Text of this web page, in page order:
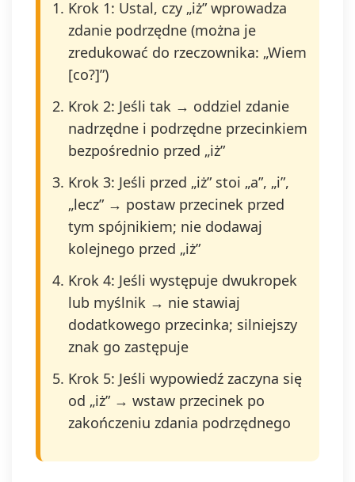
Krok 1: Ustal, czy „iż” wprowadza
zdanie podrzędne (można je
zredukować do rzeczownika: „Wiem
[co?]”)
Krok 2: Jeśli tak → oddziel zdanie
nadrzędne i podrzędne przecinkiem
bezpośrednio przed „iż”
Krok 3: Jeśli przed „iż” stoi „a”, „i”,
„lecz” → postaw przecinek przed
tym spójnikiem; nie dodawaj
kolejnego przed „iż”
Krok 4: Jeśli występuje dwukropek
lub myślnik → nie stawiaj
dodatkowego przecinka; silniejszy
znak go zastępuje
Krok 5: Jeśli wypowiedź zaczyna się
od „iż” → wstaw przecinek po
zakończeniu zdania podrzędnego